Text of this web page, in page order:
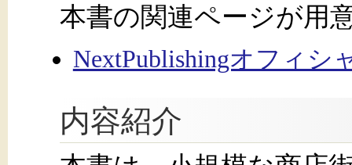
本書の関連ページが用
NextPublishingオフィシ
内容紹介